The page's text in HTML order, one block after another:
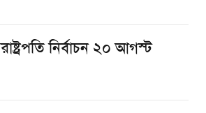
রাষ্ট্রপতি নির্বাচন ২০ আগস্ট